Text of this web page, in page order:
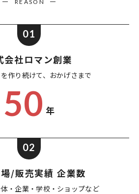
REASON
01
会社ロマン創業
作り続けて、 おかげさまで
50 年
02
/販売実績 企業数
・企業・学校・ショップなど